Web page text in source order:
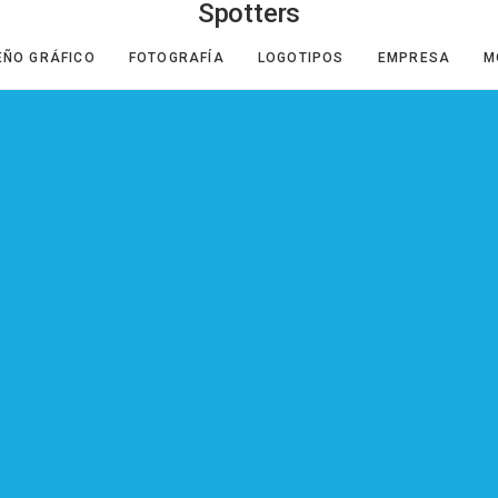
Spotters
GRÁFICO FOTOGRAFÍA LOGOTIPOS EMPRESA